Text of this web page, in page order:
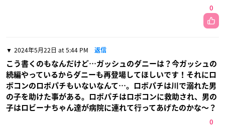
0
2024年5月22日 at 5:44 PM 返信
こう書くのもなんだけど…ガッシュのダニーは？今ガッシュの
続編やっているからダニーも再登場してほしいです！それにロ
ボコンのロボパチもいないなんて…。ロボパチは川で溺れた男
の子を助けた事がある。ロボパチはロボコンに救助され、男の
子はロビーナちゃん達が病院に連れて行ってあげたのかな〜？
0